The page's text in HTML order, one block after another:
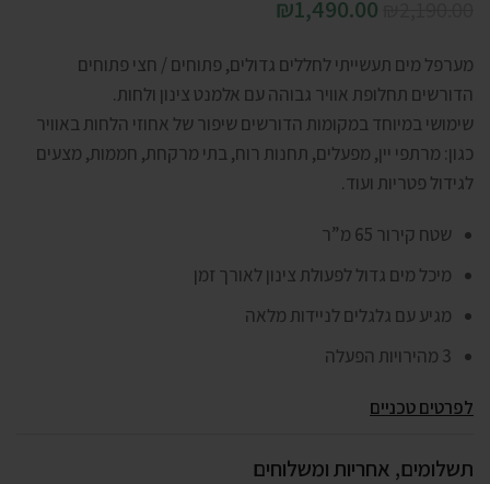
₪1,490.00
מערפל מים תעשייתי לחללים גדולים, פתוחים / חצי פתוחים
הדורשים תחלופת אוויר גבוהה עם אלמנט צינון ולחות.
שימושי במיוחד במקומות הדורשים שיפור של אחוזי הלחות באוויר
כגון: מרתפי יין, מפעלים, תחנות רוח, בתי מרקחת, חממות, מצעים
לגידול פטריות ועוד.
שטח קירור 65 מ”ר
מיכל מים גדול לפעולת צינון לאורך זמן
מגיע עם גלגלים לניידות מלאה
3 מהירויות הפעלה
לפרטים טכניים
תשלומים, אחריות ומשלוחים